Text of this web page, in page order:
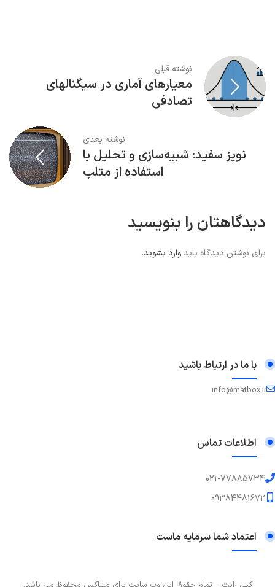
نوشته قبلی
معیارهای آماری در سیگنالهای
تصادفی
نوشته بعدی
نویز سفید: شبیه‌سازی و تحلیل با
استفاده از متلب
دیدگاهتان را بنویسید
برای نوشتن دیدگاه بایدوارد بشوید.
با ما در ارتباط باشید
info@matbox.ir
اطلاعات تماس
021-77885734
09384481672
اعتماد شما سرمایه ماست